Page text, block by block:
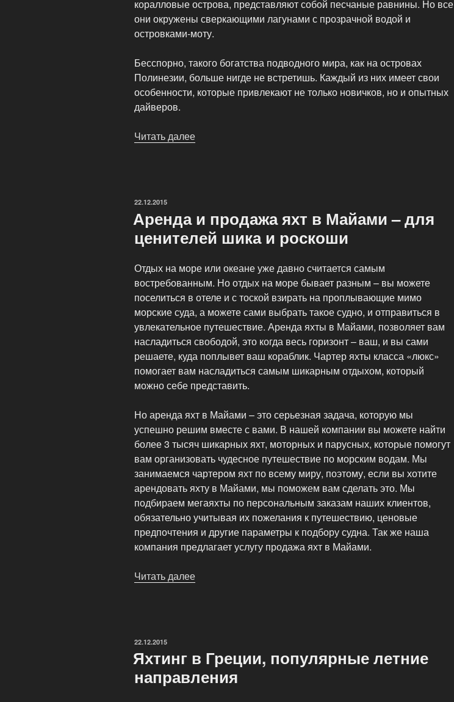
коралловые острова, представляют собой песчаные равнины. Но все
они окружены сверкающими лагунами с прозрачной водой и
островками-моту.
Бесспорно, такого богатства подводного мира, как на островах
Полинезии, больше нигде не встретишь. Каждый из них имеет свои
особенности, которые привлекают не только новичков, но и опытных
дайверов.
Читать далее
мегаяхты
класса
ОПУБЛИКОВАНО
22.12.2015
Аренда и продажа яхт в Майами – для
ценителей шика и роскоши
Отдых на море или океане уже давно считается самым
востребованным. Но отдых на море бывает разным – вы можете
поселиться в отеле и с тоской взирать на проплывающие мимо
морские суда, а можете сами выбрать такое судно, и отправиться в
увлекательное путешествие. Аренда яхты в Майами, позволяет вам
насладиться свободой, это когда весь горизонт – ваш, и вы сами
решаете, куда поплывет ваш кораблик. Чартер яхты класса «люкс»
помогает вам насладиться самым шикарным отдыхом, который
можно себе представить.
Но аренда яхт в Майами – это серьезная задача, которую мы
успешно решим вместе с вами. В нашей компании вы можете найти
более 3 тысяч шикарных яхт, моторных и парусных, которые помогут
вам организовать чудесное путешествие по морским водам. Мы
занимаемся чартером яхт по всему миру, поэтому, если вы хотите
арендовать яхту в Майами, мы поможем вам сделать это. Мы
подбираем мегаяхты по персональным заказам наших клиентов,
обязательно учитывая их пожелания к путешествию, ценовые
предпочтения и другие параметры к подбору судна. Так же наша
компания предлагает услугу продажа яхт в Майами.
Читать далее
–
для
ОПУБЛИКОВАНО
22.12.2015
Яхтинг в Греции, популярные летние
направления